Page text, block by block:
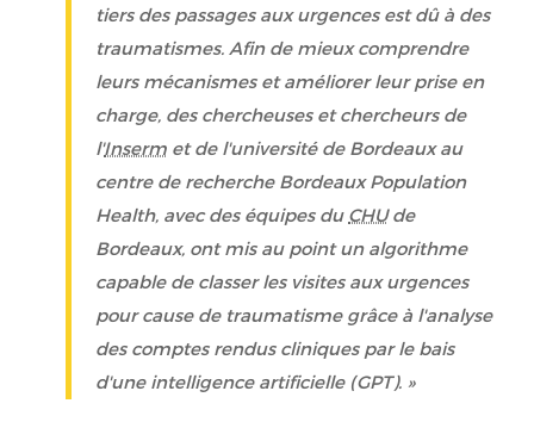
tiers des passages aux urgences est dû à des
traumatismes. Afin de mieux comprendre
leurs mécanismes et améliorer leur prise en
charge, des chercheuses et chercheurs de
l'Inserm et de l'université de Bordeaux au
centre de recherche Bordeaux Population
Health, avec des équipes du CHUde
Bordeaux, ont mis au point un algorithme
capable de classer les visites aux urgences
pour cause de traumatisme grâce à l'analyse
des comptes rendus cliniques par le bais
d'une intelligence artificielle (GPT). »